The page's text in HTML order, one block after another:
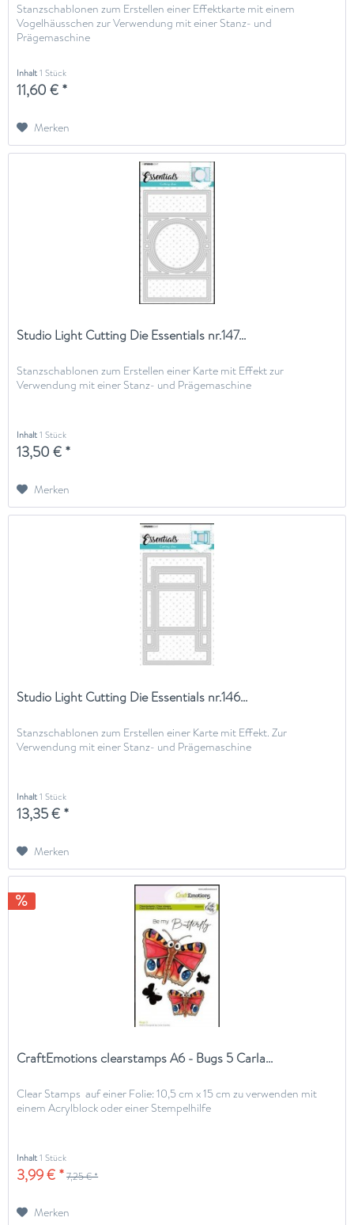
Stanzschablonen zum Erstellen einer Effektkarte mit einem
Vogelhäusschen zur Verwendung mit einer Stanz- und
Prägemaschine
Inhalt1 Stück
11,60 € *
Merken
Studio Light Cutting Die Essentials nr.147...
Stanzschablonen zum Erstellen einer Karte mit Effekt zur
Verwendung mit einer Stanz- und Prägemaschine
Inhalt1 Stück
13,50 € *
Merken
Studio Light Cutting Die Essentials nr.146...
Stanzschablonen zum Erstellen einer Karte mit Effekt. Zur
Verwendung mit einer Stanz- und Prägemaschine
Inhalt1 Stück
13,35 € *
Merken
CraftEmotions clearstamps A6 - Bugs 5 Carla...
Clear Stamps auf einer Folie: 10,5 cm x 15 cm zu verwenden mit
einem Acrylblock oder einer Stempelhilfe
Inhalt1 Stück
3,99 € *7,25 € *
Merken